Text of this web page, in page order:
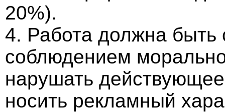
20%).
4. Работа должна
соблюдением
нарушать
носить рекламный